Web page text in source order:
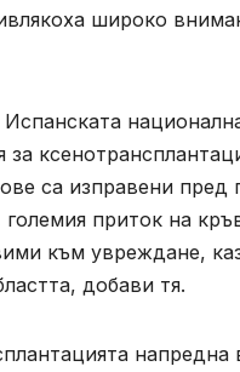
широко
са изправени
големия приток на
към увреждане,
добави тя.